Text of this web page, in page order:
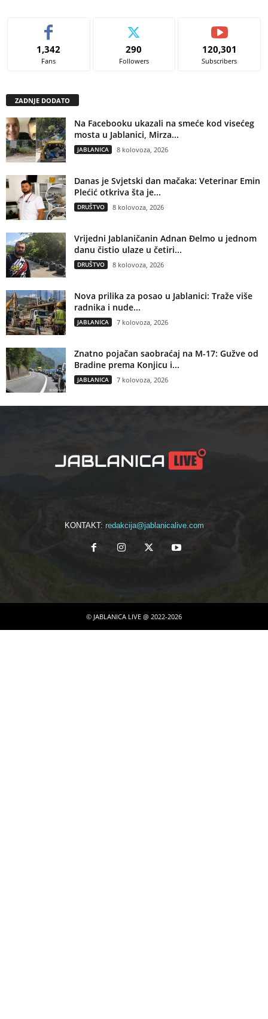
1,342
Fans
290
Followers
120,301
Subscribers
ZADNJE DODATO
Na Facebooku ukazali na smeće kod visećeg
mosta u Jablanici, Mirza...
JABLANICA 8 kolovoza, 2026
Danas je Svjetski dan mačaka: Veterinar Emin
Plećić otkriva šta je...
DRUŠTVO 8 kolovoza, 2026
Vrijedni Jablaničanin Adnan Đelmo u jednom
danu čistio ulaze u četiri...
DRUŠTVO 8 kolovoza, 2026
Nova prilika za posao u Jablanici: Traže više
radnika i nude...
JABLANICA 7 kolovoza, 2026
Znatno pojačan saobraćaj na M-17: Gužve od
Bradine prema Konjicu i...
JABLANICA 7 kolovoza, 2026
KONTAKT: redakcija@jablanicalive.com
© JABLANICA LIVE @ 2022-2026